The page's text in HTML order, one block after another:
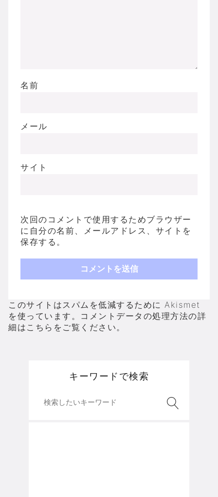
名前
メール
サイト
次回のコメントで使用するためブラウザー
に自分の名前、メールアドレス、サイトを
保存する。
このサイトはスパムを低減するために Akismet
を使っています。 コメントデータの処理方法の詳
細はこちらをご覧ください。
キーワードで検索